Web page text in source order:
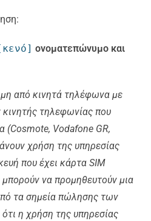
ονοματεπώνυμο και
από κινητά τηλέφωνα με
τηλεφωνίας που
(Cosmote, Vodafone GR,
χρήση της υπηρεσίας
που έχει κάρτα SIM
να προμηθευτούν μια
τα σημεία πώλησης των
η χρήση της υπηρεσίας